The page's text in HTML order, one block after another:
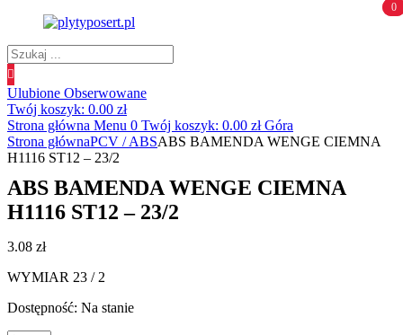
Wyszukiwanie
produktów
0
Ulubione Obserwowane
0
Twój koszyk: 0.00 zł
Strona główna Menu 0 Twój koszyk: 0.00 zł Góra
Strona głównaPCV / ABSABS BAMENDA WENGE CIEMNA
H1116 ST12 – 23/2
ABS BAMENDA WENGE CIEMNA
H1116 ST12 – 23/2
3.08 zł
WYMIAR 23 / 2
Dostępność: Na stanie